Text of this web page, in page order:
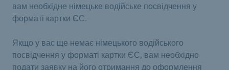
вам необхідне німецьке водійське посвідчення у
форматі картки ЄС.
Якщо у вас ще немає німецького водійського
посвідчення у форматі картки ЄС, вам необхідно
подати заявку на його отримання до оформлення